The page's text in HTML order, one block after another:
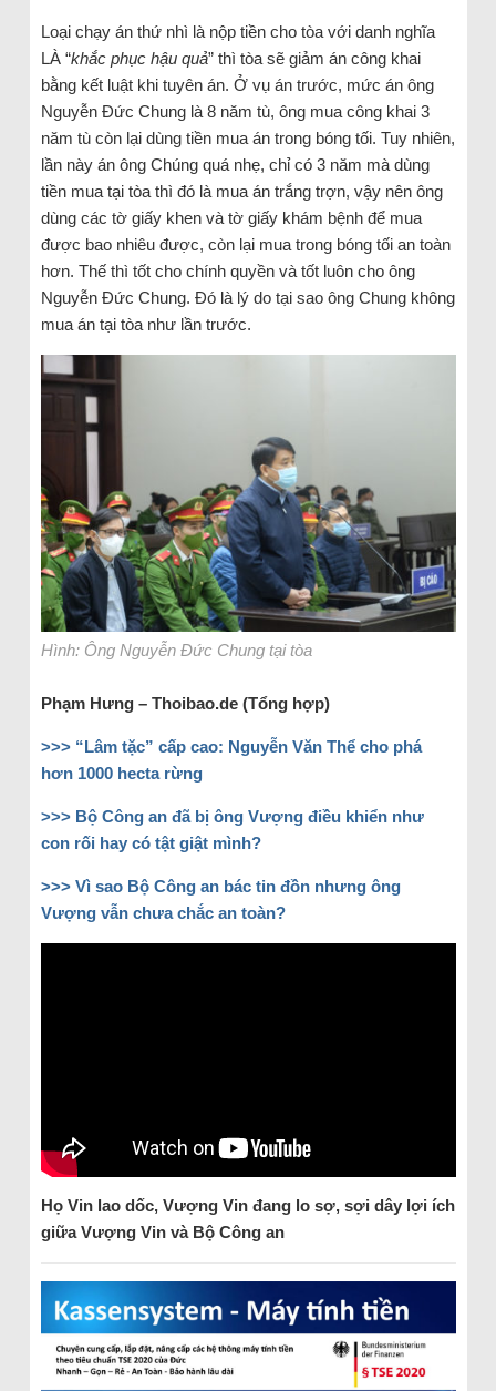
Loại chạy án thứ nhì là nộp tiền cho tòa với danh nghĩa
LÀ “khắc phục hậu quả” thì tòa sẽ giảm án công khai
bằng kết luật khi tuyên án. Ở vụ án trước, mức án ông
Nguyễn Đức Chung là 8 năm tù, ông mua công khai 3
năm tù còn lại dùng tiền mua án trong bóng tối. Tuy nhiên,
lần này án ông Chúng quá nhẹ, chỉ có 3 năm mà dùng
tiền mua tại tòa thì đó là mua án trắng trợn, vậy nên ông
dùng các tờ giấy khen và tờ giấy khám bệnh để mua
được bao nhiêu được, còn lại mua trong bóng tối an toàn
hơn. Thế thì tốt cho chính quyền và tốt luôn cho ông
Nguyễn Đức Chung. Đó là lý do tại sao ông Chung không
mua án tại tòa như lần trước.
Hình: Ông Nguyễn Đức Chung tại tòa
Phạm Hưng – Thoibao.de (Tổng hợp)
>>> “Lâm tặc” cấp cao: Nguyễn Văn Thể cho phá
hơn 1000 hecta rừng
>>> Bộ Công an đã bị ông Vượng điều khiển như
con rối hay có tật giật mình?
>>> Vì sao Bộ Công an bác tin đồn nhưng ông
Vượng vẫn chưa chắc an toàn?
Họ Vin lao dốc, Vượng Vin đang lo sợ, sợi dây lợi ích
giữa Vượng Vin và Bộ Công an